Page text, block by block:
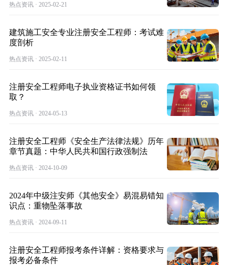
热点资讯 · 2025-02-21
建筑施工安全专业注册安全工程师：考试难
度剖析
热点资讯 · 2025-02-11
注册安全工程师电子执业资格证书如何领
取？
热点资讯 · 2024-05-13
注册安全工程师《安全生产法律法规》历年
章节真题：中华人民共和国行政强制法
热点资讯 · 2024-10-09
2024年中级注安师《其他安全》易混易错知
识点：重物坠落事故
热点资讯 · 2024-09-11
注册安全工程师报考条件详解：资格要求与
报考必备条件